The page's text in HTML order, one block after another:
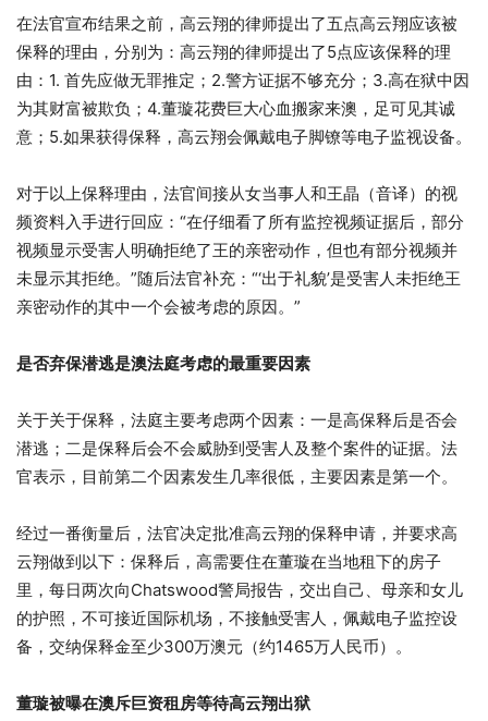
在法官宣布结果之前，高云翔的律师提出了五点高云翔应该被
保释的理由，分别为：高云翔的律师提出了5点应该保释的理
由：1. 首先应做无罪推定；2.警方证据不够充分；3.高在狱中因
为其财富被欺负；4.董璇花费巨大心血搬家来澳，足可见其诚
意；5.如果获得保释，高云翔会佩戴电子脚镣等电子监视设备。
对于以上保释理由，法官间接从女当事人和王晶（音译）的视
频资料入手进行回应：“在仔细看了所有监控视频证据后，部分
视频显示受害人明确拒绝了王的亲密动作，但也有部分视频并
未显示其拒绝。”随后法官补充：“‘出于礼貌’是受害人未拒绝王
亲密动作的其中一个会被考虑的原因。”
是否弃保潜逃是澳法庭考虑的最重要因素
关于关于保释，法庭主要考虑两个因素：一是高保释后是否会
潜逃；二是保释后会不会威胁到受害人及整个案件的证据。法
官表示，目前第二个因素发生几率很低，主要因素是第一个。
经过一番衡量后，法官决定批准高云翔的保释申请，并要求高
云翔做到以下：保释后，高需要住在董璇在当地租下的房子
里，每日两次向Chatswood警局报告，交出自己、母亲和女儿
的护照，不可接近国际机场，不接触受害人，佩戴电子监控设
备，交纳保释金至少300万澳元（约1465万人民币）。
董璇被曝在澳斥巨资租房等待高云翔出狱